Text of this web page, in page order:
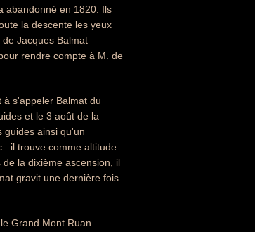
abandonné en 1820. Ils
la descente les yeux
Jacques Balmat
rendre compte à M. de
s'appeler Balmat du
et le 3 août de la
guides ainsi qu'un
: il trouve comme altitude
la dixième ascension, il
gravit une dernière fois
Grand Mont Ruan